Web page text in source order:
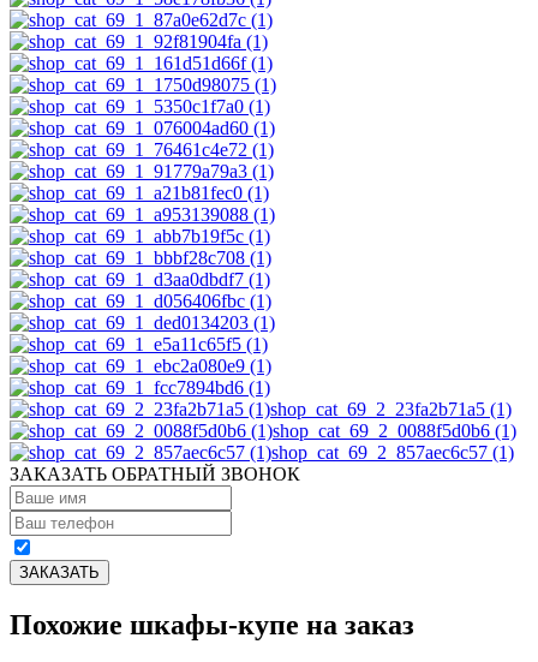
shop_cat_69_2_23fa2b71a5 (1)
shop_cat_69_2_0088f5d0b6 (1)
shop_cat_69_2_857aec6c57 (1)
ЗАКАЗАТЬ ОБРАТНЫЙ ЗВОНОК
Похожие шкафы-купе на заказ